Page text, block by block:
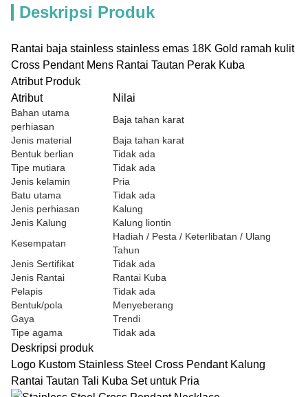
Deskripsi Produk
Rantai baja stainless stainless emas 18K Gold ramah kulit
Cross Pendant Mens Rantai Tautan Perak Kuba
Atribut Produk
Atribut
Nilai
Bahan utama
perhiasan
Baja tahan karat
Jenis material
Baja tahan karat
Bentuk berlian
Tidak ada
Tipe mutiara
Tidak ada
Jenis kelamin
Pria
Batu utama
Tidak ada
Jenis perhiasan
Kalung
Jenis Kalung
Kalung liontin
Kesempatan
Hadiah / Pesta / Keterlibatan / Ulang
Tahun
Jenis Sertifikat
Tidak ada
Jenis Rantai
Rantai Kuba
Pelapis
Tidak ada
Bentuk/pola
Menyeberang
Gaya
Trendi
Tipe agama
Tidak ada
Deskripsi produk
Logo Kustom Stainless Steel Cross Pendant Kalung
Rantai Tautan Tali Kuba Set untuk Pria